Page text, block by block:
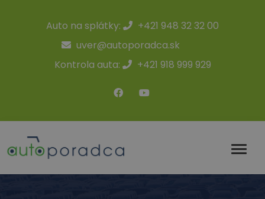
Auto na splátky:
+421 948 32 32 00
uver@autoporadca.sk
Kontrola auta:
+421 918 999 929